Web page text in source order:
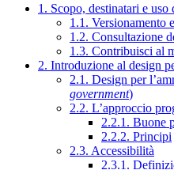
1. Scopo, destinatari e
1.1. Versionamento
1.2. Consultazione
1.3. Contribuisci al
2. Introduzione al design
2.1. Design per
government)
2.2. L’approccio
2.2.1. Buone
2.2.2. Principi
2.3. Accessibilità
2.3.1.